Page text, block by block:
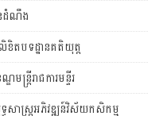
ដំណឹង
ខិតបទដ្ឋានគតិយុត្ត
មន្រ្តីរាជការមន្ទីរ
ធសាស្រ្តអភិវឌ្ឍន៍វិស័យកសិកម្ម